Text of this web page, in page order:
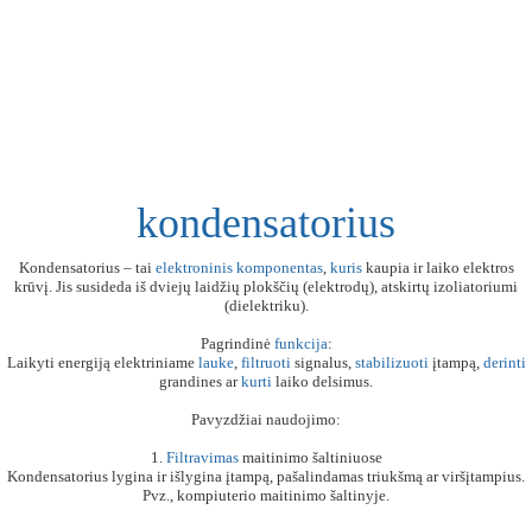
kondensatorius
Kondensatorius – tai elektroninis komponentas, kuriskaupia ir laiko elektros
krūvį. Jis susideda iš dviejų laidžių plokščių (elektrodų), atskirtų izoliatoriumi
(dielektriku).
Pagrindinė funkcija:
Laikyti energiją elektriniame lauke, filtruotisignalus, stabilizuotiįtampą, derinti
grandines arkurti laiko delsimus.
Pavyzdžiai naudojimo:
1. Filtravimasmaitinimo šaltiniuose
Kondensatorius lygina ir išlygina įtampą, pašalindamas triukšmą ar viršįtampius.
Pvz., kompiuterio maitinimo šaltinyje.